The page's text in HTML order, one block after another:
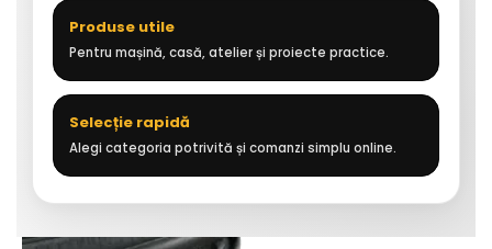
Produse utile
Pentru mașină, casă, atelier și proiecte practice.
Selecție rapidă
Alegi categoria potrivită și comanzi simplu online.